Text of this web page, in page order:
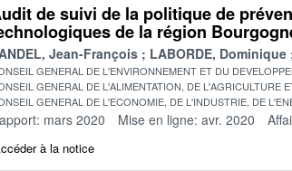
de suivi de la politique de
de la région
Jean-François LABORDE, Dominique
GENERAL DE L'ENVIRONNEMENT ET DU
GENERAL DE L'ALIMENTATION, DE L'AGRICULTURE
GENERAL DE L'ECONOMIE, DE L'INDUSTRIE, DE
mars 2020 Mise en ligne: avr. 2020
à la notice